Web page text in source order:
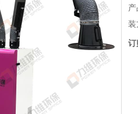
装
订